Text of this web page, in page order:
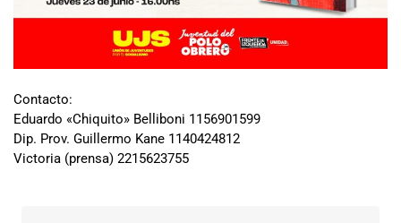
Contacto:
Eduardo «Chiquito» Belliboni 1156901599
Dip. Prov. Guillermo Kane 1140424812
Victoria (prensa) 2215623755